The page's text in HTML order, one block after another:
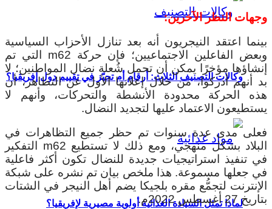
وكالات التصنيف الثلاث: أرقام أم تحيّز في تقييم دول إفريقيا؟
لماذا تمثل السيادة الغذائية أولوية مصيرية لإفريقيا؟
وجهات النظر الآخرين:
بينما اعتقد النيجريون أنه بعد تنازل الأحزاب السياسية
وبعض الفاعلين الاجتماعيين؛ فإن حركة m62 التي تم
إنشاؤها مؤخرًا يمكن أن تحمل شُعلة نضال المواطنين؛ لا
بد أنهم أدركوا، من خلال إعلانها الأول عن التظاهر، أن
هذه الحركة محدودة الأنشطة والتحركات، وأنهم لا
يستطيعون الاعتماد عليها لتجديد النضال.
فعلى مدى عدة سنوات تم حظر جميع التظاهرات في
البلاد بشكل منهجي، ومع ذلك لا تستطيع m62 التفكير
في تنفيذ استراتيجيات جديدة للنضال تكون أكثر فاعلية
في جعلها مسموعة. هذا ملخص بيان تم نشره على شبكة
الإنترنت لتجمُّع مقره بلجيكا يضم أهل النيجر في الشتات
بتاريخ 27 أغسطس 2022م.